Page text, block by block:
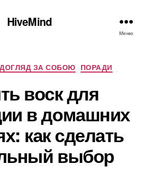
HiveMind
Меню
Категорії
ЗА СОБОЮ ПОРАДИ
воск для
в домашних
как сделать
выбор